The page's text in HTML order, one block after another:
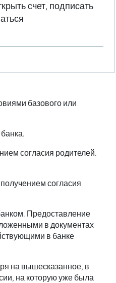
счет, подписать
базового или
согласия родителей.
согласия
Предоставление
в документах
в банке
на вышесказанное, в
на которую уже была